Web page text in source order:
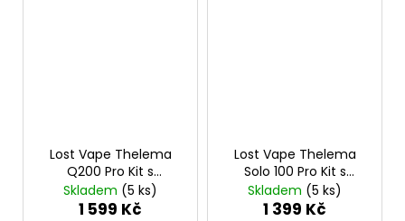
Lost Vape Thelema
Q200 Pro Kit s
Centaurus Sub Ohm
Tank V2 (Armor
Skladem (5 ks)
1 599 Kč
Lost Vape Thelema
Solo 100 Pro Kit s
Centaurus Sub Ohm
Tank V2 (Wavy Silver)
Skladem (5 ks)
1 399 Kč